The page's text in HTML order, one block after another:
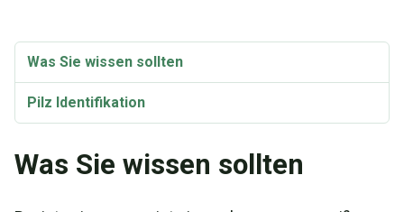
Was Sie wissen sollten
Pilz Identifikation
Was Sie wissen sollten